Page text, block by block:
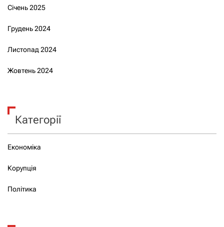
Січень 2025
Грудень 2024
Листопад 2024
Жовтень 2024
Категорії
Економіка
Корупція
Політика